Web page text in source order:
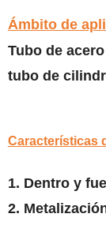
Ámbito de
Tubo de
tubo de
Características
1. Dentro y
2.